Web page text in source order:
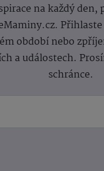
na každý
období nebo
a událostech.
schránce.